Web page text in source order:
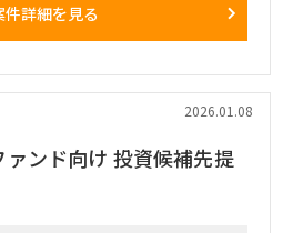
の進め方：購買実態把握
および、会計データ等から貴社の購買
目をご提案させていただきます。
件詳細を見る
2026.01.08
ァンド向け 投資候補先提